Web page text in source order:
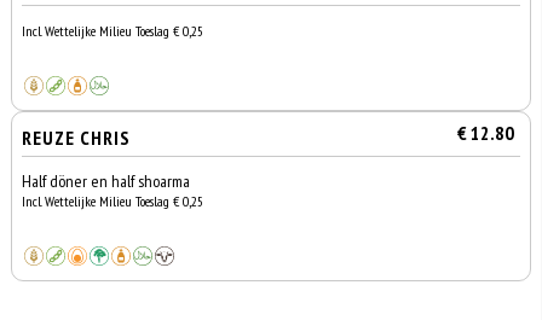
Incl. Wettelijke Milieu Toeslag € 0,25
REUZE CHRIS € 12.80
Half döner en half shoarma
Incl. Wettelijke Milieu Toeslag € 0,25